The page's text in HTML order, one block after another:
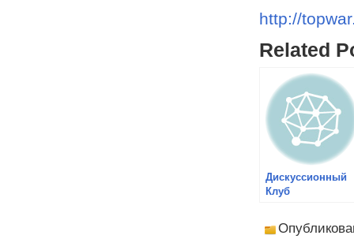
http://
Related
Дискуссионный
Клуб